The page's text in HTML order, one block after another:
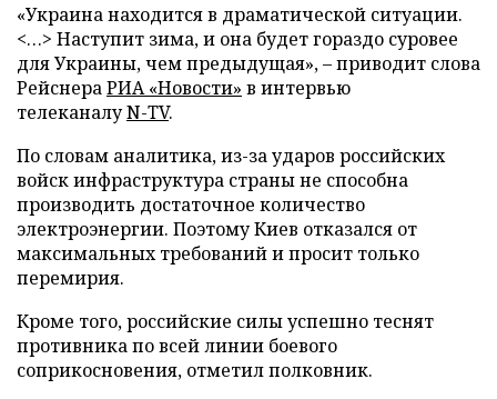
«Украина находится в драматической ситуации.
<…> Наступит зима, и она будет гораздо суровее
для Украины, чем предыдущая», – приводит слова
РейснераРИА «Новости» в интервью
телеканалуN-TV.
По словам аналитика, из-за ударов российских
войск инфраструктура страны не способна
производить достаточное количество
электроэнергии. Поэтому Киев отказался от
максимальных требований и просит только
перемирия.
Кроме того, российские силы успешно теснят
противника по всей линии боевого
соприкосновения, отметил полковник.